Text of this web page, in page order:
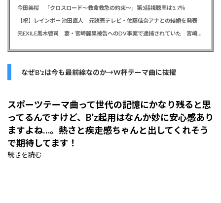
今田美桜 「クロスロード～救命救急の約束～」第5話視聴率は5.7％
【祝】レインボー 池田直人 元読売テレビ・佐藤佳奈アナとの結婚を発表
元EXILE黒木啓司 妻・宮崎麗果被告へのDV事案で逮捕されていた 宮崎は全身打撲、頭部裂傷及び打撲、頸部損傷の怪我
なぜB’zは今も最前線なのか→W杯テーマ曲に抜擢
スポーツテーマ曲って世代の記憶にかなり残ると思
ってるんですけど、B’z起用はなんか妙に安心感あり
ますよね…。熱さと疾走感ちゃんと出してくれそう
で期待してます！
続きを読む